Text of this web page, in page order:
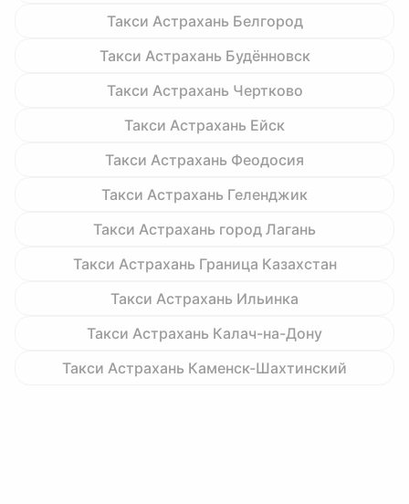
Такси Астрахань Белгород
Такси Астрахань Будённовск
Такси Астрахань Чертково
Такси Астрахань Ейск
Такси Астрахань Феодосия
Такси Астрахань Геленджик
Такси Астрахань город Лагань
Такси Астрахань Граница Казахстан
Такси Астрахань Ильинка
Такси Астрахань Калач-на-Дону
Такси Астрахань Каменск-Шахтинский